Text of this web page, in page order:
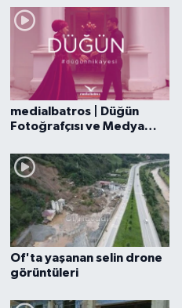
medialbatros | Düğün
Fotoğrafçısı ve Medya
Of'ta yaşanan selin drone
görüntüleri